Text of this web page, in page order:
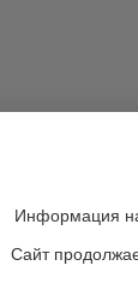
Информация
Сайт